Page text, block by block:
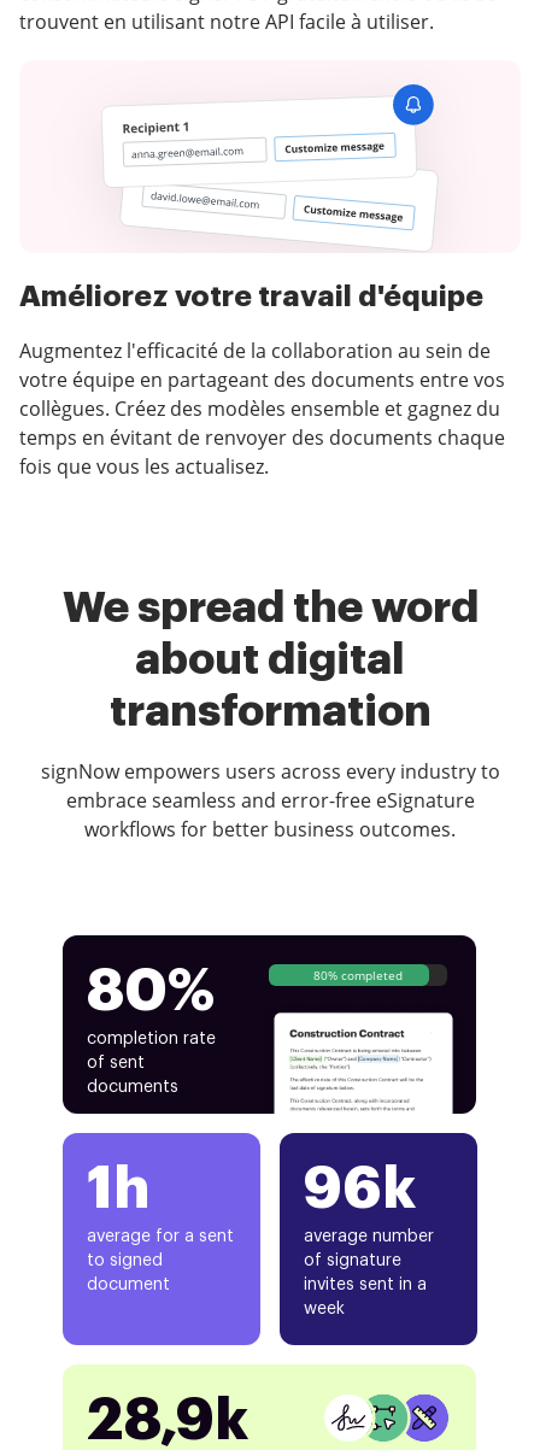
trouvent en utilisant notre API facile à utiliser.
Améliorez votre travail d'équipe
Augmentez l'efficacité de la collaboration au sein de
votre équipe en partageant des documents entre vos
collègues. Créez des modèles ensemble et gagnez du
temps en évitant de renvoyer des documents chaque
fois que vous les actualisez.
We spread the word
about digital
transformation
signNow empowers users across every industry to
embrace seamless and error-free eSignature
workflows for better business outcomes.
80%
completion rate
of sent
documents
80% completed
1h
average for a sent
to signed
document
96k
average number
of signature
invites sent in a
week
28,9k